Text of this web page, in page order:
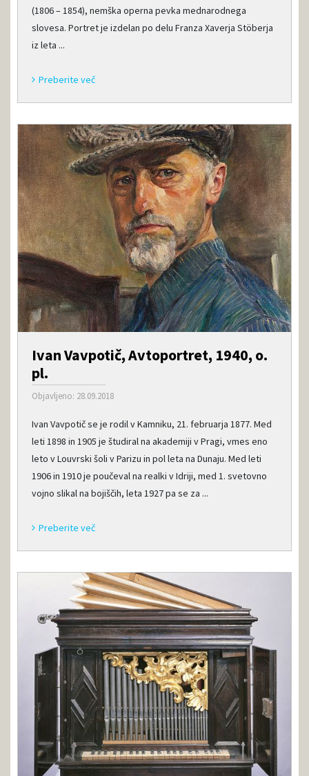
(1806 – 1854), nemška operna pevka mednarodnega
slovesa. Portret je izdelan po delu Franza Xaverja Stöberja
iz leta ...
Preberite več
Ivan Vavpotič, Avtoportret, 1940, o.
pl.
Objavljeno: 28.09.2018
Ivan Vavpotič se je rodil v Kamniku, 21. februarja 1877. Med
leti 1898 in 1905 je študiral na akademiji v Pragi, vmes eno
leto v Louvrski šoli v Parizu in pol leta na Dunaju. Med leti
1906 in 1910 je poučeval na realki v Idriji, med 1. svetovno
vojno slikal na bojiščih, leta 1927 pa se za ...
Preberite več